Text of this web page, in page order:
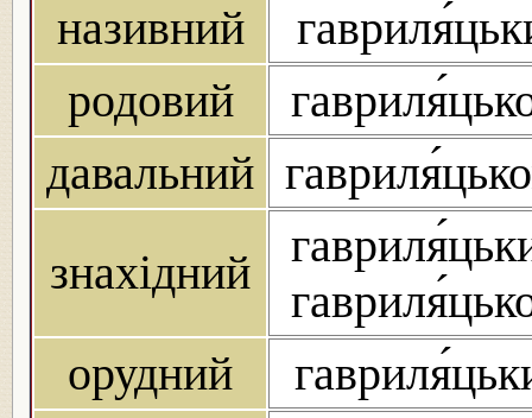
називний
родовий
давальний
знахідний
орудний